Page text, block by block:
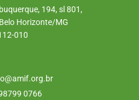
194, sl 801,
Horizonte/MG
010
0766